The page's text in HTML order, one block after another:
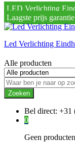
LED Verlichting
Laagste prijs garantie
Led Verlichting
Alle producten
Zoeken
Bel direct: +31
0
Geen